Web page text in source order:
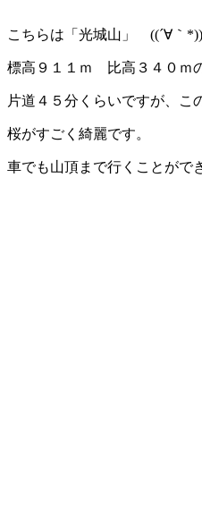
こちらは「光城山」 ((´∀｀*))
標高９１１ｍ 比高３４０ｍ
片道４５分くらいですが、こ
桜がすごく綺麗です。
車でも山頂まで行くことが